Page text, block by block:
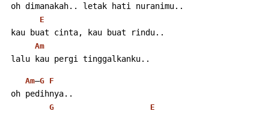
oh dimanakah.. letak hati nuranimu..
E
kau buat cinta, kau buat rindu..
Am
lalu kau pergi tinggalkanku..
Am–G F
oh pedihnya..
G E